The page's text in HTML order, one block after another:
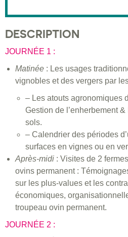
DESCRIPTION
JOURNÉE 1 :
Matinée : Les usages
vignobles et des vergers par
– Les atouts agronomiques
Gestion de l’enherbement
sols.
– Calendrier des périodes
surfaces en vignes ou en
Après-midi : Visites de 2
ovins permanent :
sur les plus-values et les
économiques,
troupeau ovin permanent.
JOURNÉE 2 :